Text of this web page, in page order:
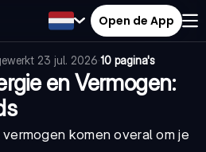
Open de App
23 jul. 2026·10 pagina's
en Vermogen:
komen overal om je